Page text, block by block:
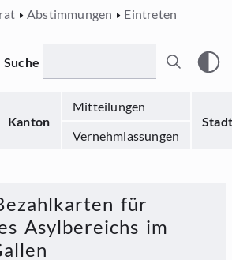
Abstimmungen Eintreten
Kanton
Mitteilungen
Stadt
Vernehmlassungen
Suche
für
Asylbereichs im